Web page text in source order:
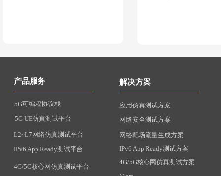
4G/5G核心网仿真测试方案
应用仿真测试方案
网络安全测试方案
网络靶场流量生成方案
IPv6 App Ready测试方案
解决方案
4G/5G核心网仿真测试平台
L2~L7网络仿真测试平台
IPv6 App Ready测试平台
产品服务
5G UE仿真测试平台
5G可编程协议栈